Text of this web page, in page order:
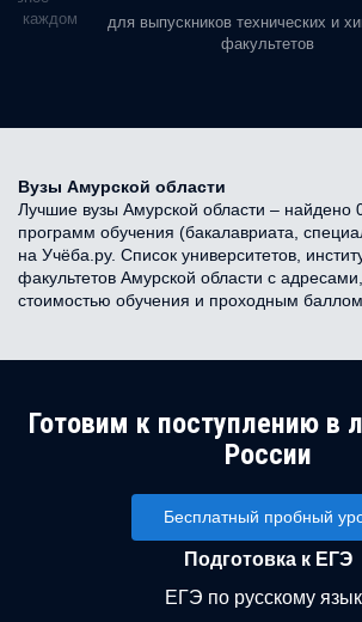
в каждом
для выпускников технических и
факультетов
Вузы Амурской области
Лучшие вузы Амурской области – найдено
программ обучения (бакалавриата,
на Учёба.ру. Список университетов,
факультетов Амурской области с
стоимостью обучения и проходным баллом.
Готовим к поступлению в
России
Бесплатный пробный
Подготовка к ЕГЭ
ЕГЭ по русскому